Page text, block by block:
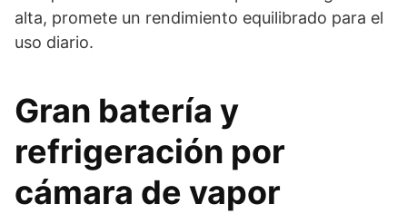
alta, promete un rendimiento equilibrado para el
uso diario.
Gran batería y
refrigeración por
cámara de vapor